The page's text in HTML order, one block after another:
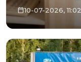
10-07-2026, 11:02